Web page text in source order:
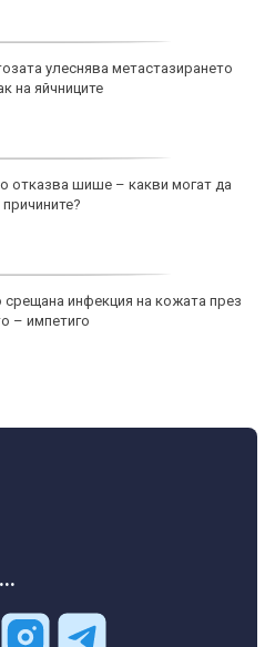
улеснява метастазирането
на яйчниците
отказва шише – какви могат да
срещана инфекция на кожата през
– импетиго